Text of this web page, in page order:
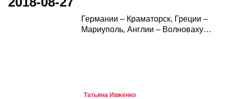
Германии – Краматорск, Греции –
Мариуполь, Англии – Волноваху…
Татьяна Ивженко